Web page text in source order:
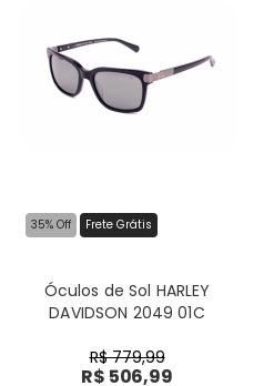
35% Off Frete Grátis
Óculos de Sol HARLEY
DAVIDSON 2049 01C
R$ 779,99
R$ 506,99